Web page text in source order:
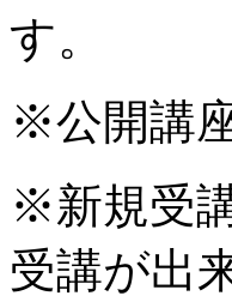
す。
※公開講
※新規受
受講が出